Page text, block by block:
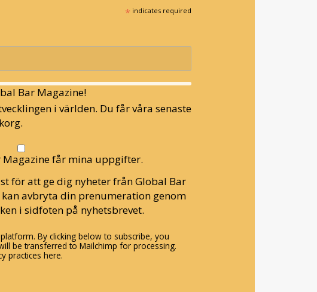
* indicates required
Bar Magazine!
i världen. Du får våra senaste
Magazine får mina uppgifter.
för att ge dig nyheter från Global Bar
avbryta din prenumeration genom
i sidfoten på nyhetsbrevet.
By clicking below to subscribe, you
be transferred to Mailchimp for processing.
practices here.